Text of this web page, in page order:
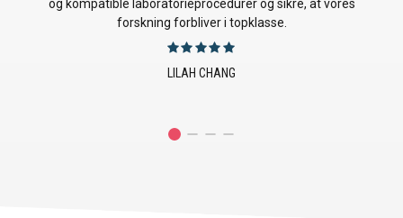
produktionspraksis, som direkte forbedrede vores
produktionsprocesser og overholdelse af reglerne.
JUSTIN EMERSON